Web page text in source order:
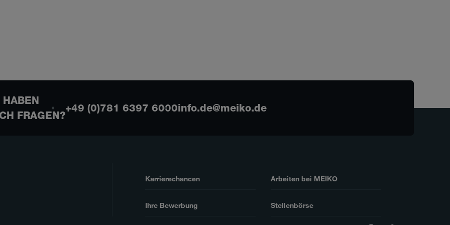
HABEN
FRAGEN?
+49 (0)781 6397 6000info.de@meiko.de
Karrierechancen Arbeiten bei MEIKO
Ihre Bewerbung Stellenbörse